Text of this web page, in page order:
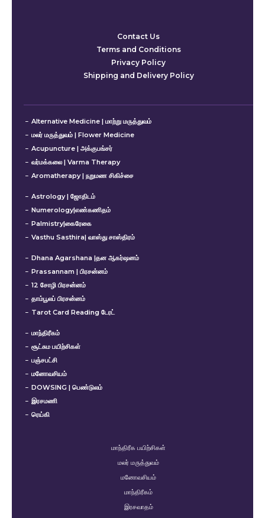
Contact Us
Terms and Conditions
Privacy Policy
Shipping and Delivery Policy
Alternative Medicine | மாற்று மருத்துவம்
மலர் மருத்துவம் | Flower Medicine
Acupuncture | அக்குபங்சர்
வர்மக்கலை | Varma Therapy
Aromatherapy | நறுமண சிகிச்சை
Astrology | ஜோதிடம்
Numerology|எண்கணிதம்
Palmistry|கைரேகை
Vasthu Sasthira| வாஸ்து சாஸ்திரம்
Dhana Agarshana |தன ஆகர்ஷனம்
Prassannam | பிரசன்னம்
12 சோழி பிரசன்னம்
தாம்பூலப் பிரசன்னம்
Tarot Card Reading டேரட்
மாந்திரீகம்
சூட்சும பயிற்சிகள்
பஞ்சபட்சி
மனோவசியம்
DOWSING | பெண்டுலம்
இரசமணி
ரெய்கி
மாந்திரீக பயிற்சிகள்
மலர் மருத்துவம்
மனோவசியம்
மாந்திரீகம்
இரசவாதம்